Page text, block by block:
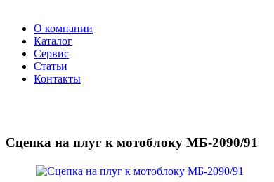
О компании
Каталог
Сервис
Статьи
Контакты
Сцепка на плуг к мотоблоку МБ-2090/91